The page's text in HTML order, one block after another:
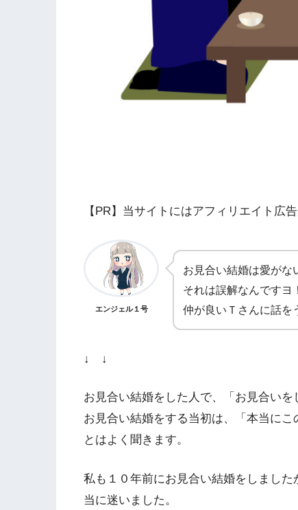
【PR】当サイトにはアフィリエイト広
エンジェル１号
お見合い結婚は愛がな
それは誤解なんですヨ
仲が良いＴさんに話を
↓ ↓
お見合い結婚をした人で、「お見合いを
お見合い結婚をする当初は、「本当に
とはよく聞きます。
私も１０年前にお見合い結婚をしまし
当に迷いました。